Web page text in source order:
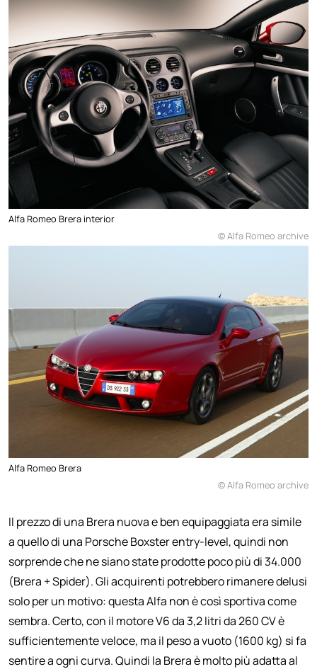
Alfa Romeo Brera interior
© Alfa Romeo archive
Alfa Romeo Brera
© Alfa Romeo archive
Il prezzo di una Brera nuova e ben equipaggiata era simile
a quello di una Porsche Boxster entry-level, quindi non
sorprende che ne siano state prodotte poco più di 34.000
(Brera + Spider). Gli acquirenti potrebbero rimanere delusi
solo per un motivo: questa Alfa non è così sportiva come
sembra. Certo, con il motore V6 da 3,2 litri da 260 CV è
sufficientemente veloce, ma il peso a vuoto (1600 kg) si fa
sentire a ogni curva. Quindi la Brera è molto più adatta al